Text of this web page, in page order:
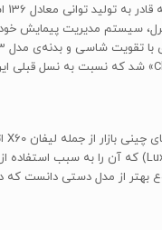
از مدل دستی دانست که